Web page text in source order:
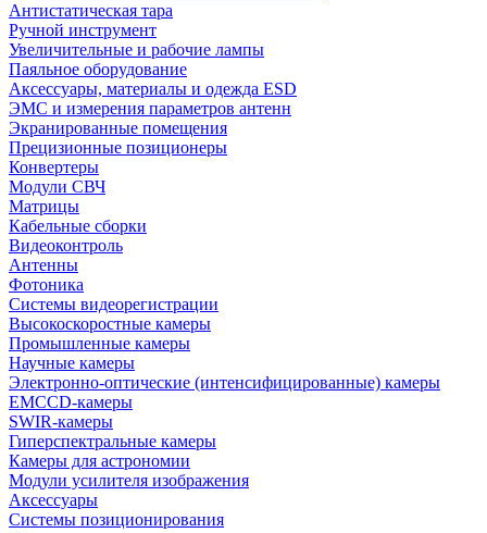
Антистатическая тара
Ручной инструмент
Увеличительные и рабочие лампы
Паяльное оборудование
Аксессуары, материалы и одежда ESD
ЭМС и измерения параметров антенн
Экранированные помещения
Прецизионные позиционеры
Конвертеры
Модули СВЧ
Матрицы
Кабельные сборки
Видеоконтроль
Антенны
Фотоника
Cистемы видеорегистрации
Высокоскоростные камеры
Промышленные камеры
Научные камеры
Электронно-оптические (интенсифицированные) камеры
EMCCD-камеры
SWIR-камеры
Гиперспектральные камеры
Камеры для астрономии
Модули усилителя изображения
Аксессуары
Системы позиционирования